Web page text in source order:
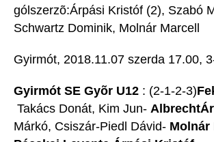
gólszerzõ:Árpási Kristóf (2), Szabó
Schwartz Dominik, Molnár Marcell
Gyirmót, 2018.11.07 szerda 17.00,
Gyirmót SE Gyõr U12 : (2-1-2-3)
Takács Donát, Kim Jun-
Márkó, Csiszár-Piedl Dávid- Molnár